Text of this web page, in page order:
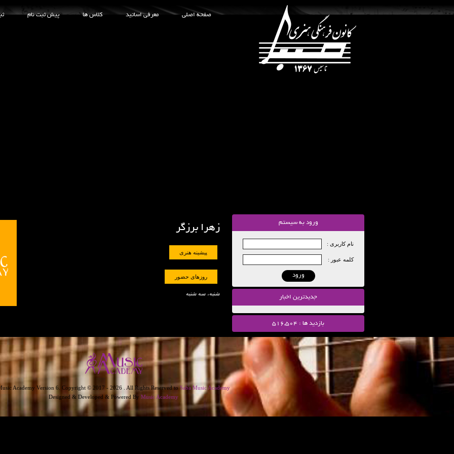
صفحه اصلی معرفی اساتید کلاس ها پیش ثبت نام
زهرا برزگر
پیشینه هنری
روزهای حضور
شنبه، سه شنبه
ورود به سیستم
نام کاربری :
کلمه عبور :
ورود
جدیدترین اخبار
بازدید ها : 516,504
Academy Version 6. Copyright © 2017 - 2026 . All Rights Reserved toSaba Music Academy
Designed & Developed & Powered By Music Academy